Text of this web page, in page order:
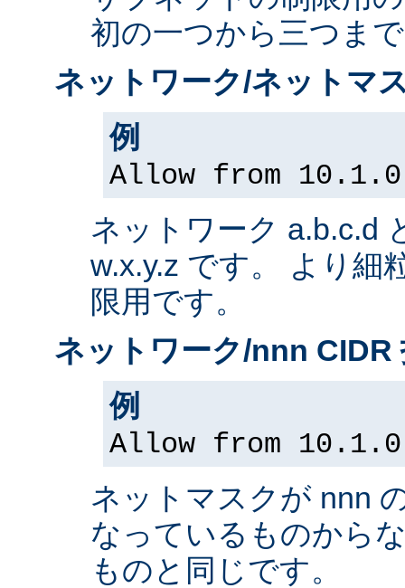
初の一つから三つま
ネットワーク/ネットマ
例
Allow from
ネットワーク a.b.c.d
w.x.y.z です。 より細
限用です。
ネットワーク/nnn CIDR
例
Allow from
ネットマスクが nnn
なっているものから
ものと同じです。